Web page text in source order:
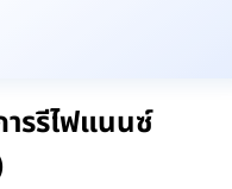
รรีไฟแนนซ์